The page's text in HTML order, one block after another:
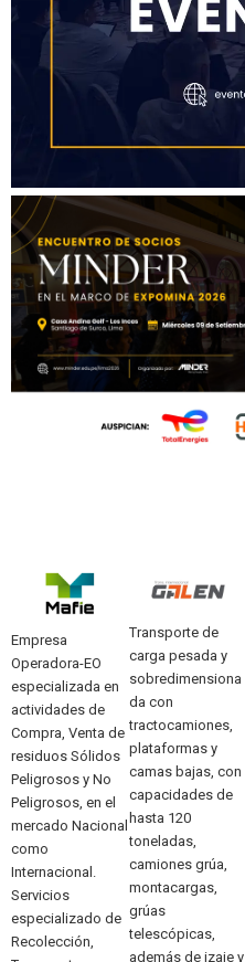
Empresa
Operadora-EO
especializada en
actividades de
Compra, Venta de
residuos Sólidos
Peligrosos y No
Peligrosos, en el
mercado Nacional
como
Internacional.
Servicios
especializado de
Recolección,
Transporte de
carga pesada y
sobredimensiona
da con
tractocamiones,
plataformas y
camas bajas, con
capacidades de
hasta 120
toneladas,
camiones grúa,
montacargas,
grúas
telescópicas,
además de izaje y